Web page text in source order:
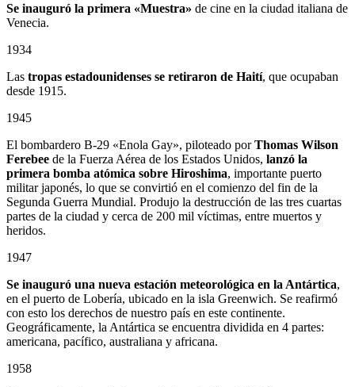
Se inauguró la primera «Muestra» de cine en la ciudad italiana de
Venecia.
1934
Las tropas estadounidenses se retiraron de Haití, que ocupaban
desde 1915.
1945
El bombardero B-29 «Enola Gay», piloteado porThomas Wilson
Ferebee de la Fuerza Aérea de los Estados Unidos, lanzó la
primera bomba atómica sobre Hiroshima, importante puerto
militar japonés, lo que se convirtió en el comienzo del fin de la
Segunda Guerra Mundial. Produjo la destrucción de las tres cuartas
partes de la ciudad y cerca de 200 mil víctimas, entre muertos y
heridos.
1947
Se inauguró una nueva estación meteorológica en la Antártica,
en el puerto de Lobería, ubicado en la isla Greenwich. Se reafirmó
con esto los derechos de nuestro país en este continente.
Geográficamente, la Antártica se encuentra dividida en 4 partes:
americana, pacífico, australiana y africana.
1958